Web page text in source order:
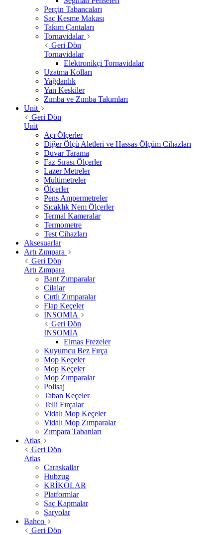
Perçin Tabancaları
Saç Kesme Makası
Takım Çantaları
Tornavidalar
Geri Dön
Tornavidalar
Elektronikçi Tornavidalar
Uzatma Kolları
Yağdanlık
Yan Keskiler
Zımba ve Zımba Takımları
Unit
Geri Dön
Unit
Açı Ölçerler
Diğer Ölçü Aletleri ve Hassas Ölçüm Cihazları
Duvar Tarama
Faz Sırası Ölçerler
Lazer Metreler
Multimetreler
Ölçerler
Pens Ampermetreler
Sıcaklık Nem Ölçerler
Termal Kameralar
Termometre
Test Cihazları
Aksesuarlar
Artı Zımpara
Geri Dön
Artı Zımpara
Bant Zımparalar
Cilalar
Cırtlı Zımparalar
Flap Keçeler
İNSOMİA
Geri Dön
İNSOMİA
Elmas Frezeler
Kuyumcu Bez Fırça
Mop Keçeler
Mop Keçeler
Mop Zımparalar
Polisaj
Taban Keçeler
Telli Fırçalar
Vidalı Mop Keçeler
Vidalı Mop Zımparalar
Zımpara Tabanları
Atlas
Geri Dön
Atlas
Caraskallar
Hubzug
KRİKOLAR
Platformlar
Saç Kapmalar
Şaryolar
Bahco
Geri Dön